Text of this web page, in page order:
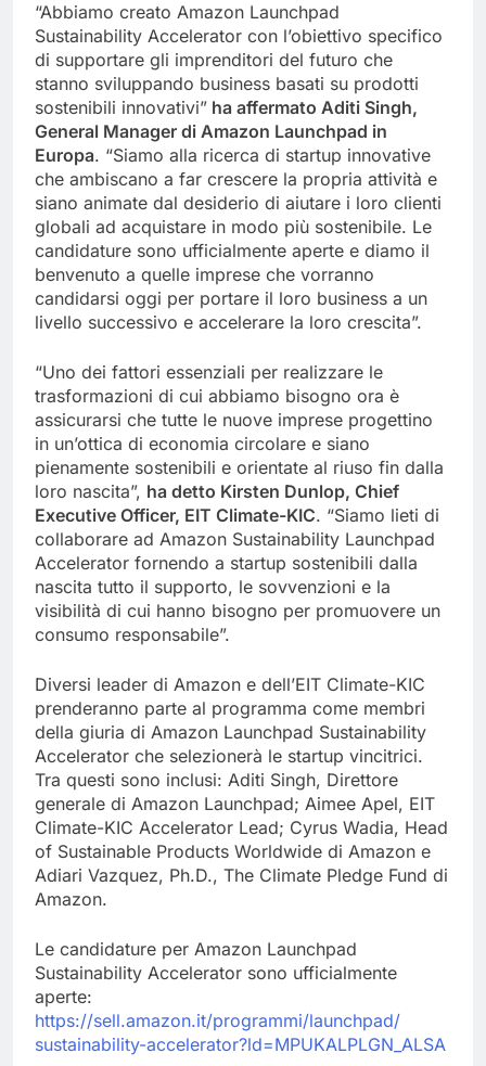
“Abbiamo creato Amazon Launchpad
Sustainability Accelerator con l’obiettivo specifico
di supportare gli imprenditori del futuro che
stanno sviluppando business basati su prodotti
sostenibili innovativi” ha affermato Aditi Singh,
General Manager di Amazon Launchpad in
Europa. “Siamo alla ricerca di startup innovative
che ambiscano a far crescere la propria attività e
siano animate dal desiderio di aiutare i loro clienti
globali ad acquistare in modo più sostenibile. Le
candidature sono ufficialmente aperte e diamo il
benvenuto a quelle imprese che vorranno
candidarsi oggi per portare il loro business a un
livello successivo e accelerare la loro crescita”.
“Uno dei fattori essenziali per realizzare le
trasformazioni di cui abbiamo bisogno ora è
assicurarsi che tutte le nuove imprese progettino
in un’ottica di economia circolare e siano
pienamente sostenibili e orientate al riuso fin dalla
loro nascita”, ha detto Kirsten Dunlop, Chief
Executive Officer, EIT Climate-KIC. “Siamo lieti di
collaborare ad Amazon Sustainability Launchpad
Accelerator fornendo a startup sostenibili dalla
nascita tutto il supporto, le sovvenzioni e la
visibilità di cui hanno bisogno per promuovere un
consumo responsabile”.
Diversi leader di Amazon e dell’EIT Climate-KIC
prenderanno parte al programma come membri
della giuria di Amazon Launchpad Sustainability
Accelerator che selezionerà le startup vincitrici.
Tra questi sono inclusi: Aditi Singh, Direttore
generale di Amazon Launchpad; Aimee Apel, EIT
Climate-KIC Accelerator Lead; Cyrus Wadia, Head
of Sustainable Products Worldwide di Amazon e
Adiari Vazquez, Ph.D., The Climate Pledge Fund di
Amazon.
Le candidature per Amazon Launchpad
Sustainability Accelerator sono ufficialmente
aperte:
https://sell.amazon.it/programmi/launchpad/
sustainability-accelerator?ld=MPUKALPLGN_ALSA